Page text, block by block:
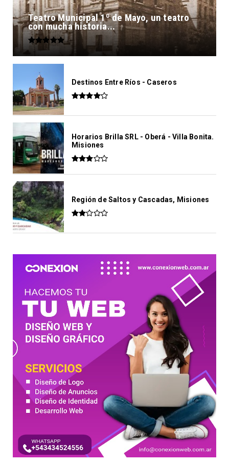
Teatro Municipal 1º de Mayo, un teatro
con mucha historia...
Destinos Entre Ríos - Caseros
Horarios Brilla SRL - Oberá - Villa Bonita.
Misiones
Región de Saltos y Cascadas, Misiones